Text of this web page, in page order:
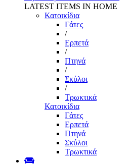
LATEST ITEMS IN HOME
Κατοικίδια
Γάτες
/
Ερπετά
/
Πτηνά
/
Σκύλοι
/
Τρωκτικά
Κατοικίδια
Γάτες
Ερπετά
Πτηνά
Σκύλοι
Τρωκτικά